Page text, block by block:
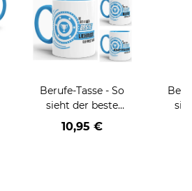
Berufe-Tasse - So
sieht der beste
BERUF aus -
verschiedene Berufe
10,95 €